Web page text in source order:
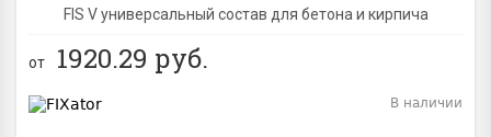
FIS V универсальный состав для бетона и кирпича
от 1920.29 руб.
В наличии